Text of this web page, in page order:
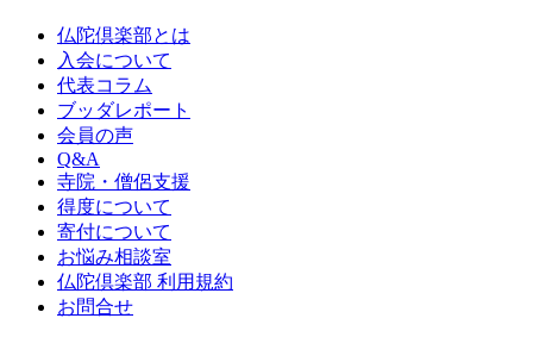
仏陀倶楽部とは
入会について
代表コラム
ブッダレポート
会員の声
Q&A
寺院・僧侶支援
得度について
寄付について
お悩み相談室
仏陀倶楽部 利用規約
お問合せ